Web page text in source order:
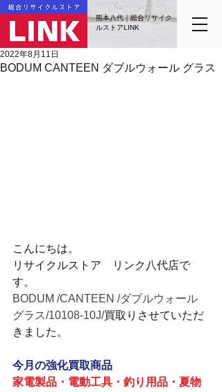
熊本八代｜総合リサイク
ルストアLINK
BODUM CANTEEN ダブルウォール グラス
2022年8月11日
こんにちは。
リサイクルストア　リンク八代店で
す。
BODUM /CANTEEN /ダブルウォール
グラス/10108-10J/買取りさせていただ
きました。
今月の強化買取商品
家電製品・電動工具・釣り用品・夏物